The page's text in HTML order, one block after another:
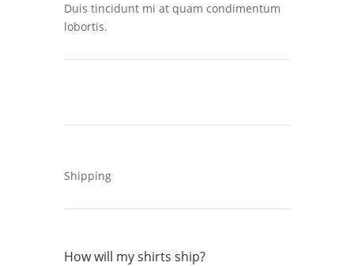
Duis tincidunt mi at quam condimentum
lobortis.
Shipping
How will my shirts ship?